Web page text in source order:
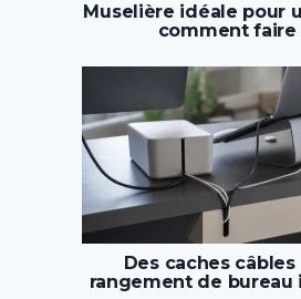
Muselière idéale pour
comment faire
Des caches
rangement de bureau